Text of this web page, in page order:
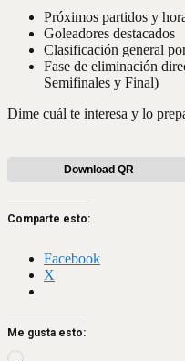
Próximos partidos y
Goleadores destacados
Clasificación general
Fase de eliminación
Semifinales y Final)
Dime cuál te interesa y lo
Download QR
Comparte esto:
Facebook
X
Me gusta esto: